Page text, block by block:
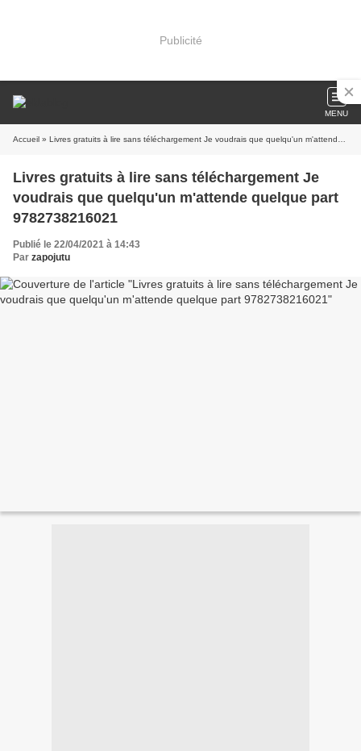
Publicité
MENU
Accueil » Livres gratuits à lire sans téléchargement Je voudrais que quelqu'un m'attende quelque part 9782738216021
Livres gratuits à lire sans téléchargement Je
voudrais que quelqu'un m'attende quelque part
9782738216021
Publié le 22/04/2021 à 14:43
Par zapojutu